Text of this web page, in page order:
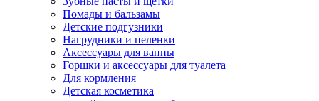
Помады и бальзамы
Детские подгузники
Нагрудники и пеленки
Аксессуары для ванны
Горшки и аксессуары для туалета
Для кормления
Детская косметика